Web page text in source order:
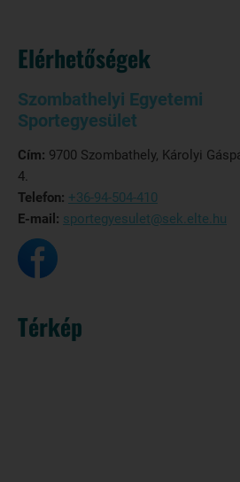
Elérhetőségek
Szombathelyi Egyetemi
Sportegyesület
Cím: 9700 Szombathely, Károlyi
4.
Telefon: +36-94-504-410
E-mail: sportegyesulet@sek.elte.hu
Térkép